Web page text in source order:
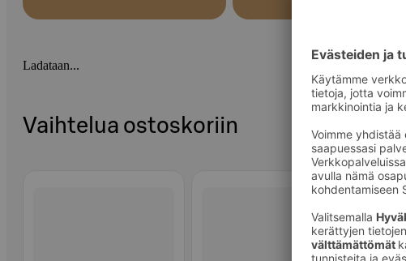
Ladataan...
Vaihtelua ostoskoriin